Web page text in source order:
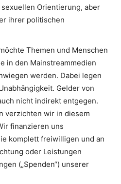
Orientierung, aber
ihrer politischen
Themen und Menschen
in den Mainstreammedien
werden. Dabei legen
Gelder von
nicht indirekt entgegen.
verzichten wir in diesem
finanzieren uns
komplett freiwilligen und an
oder Leistungen
(„Spenden“) unserer